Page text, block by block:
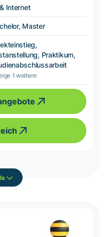
Internet
Master
Praktikum,
1 weitere